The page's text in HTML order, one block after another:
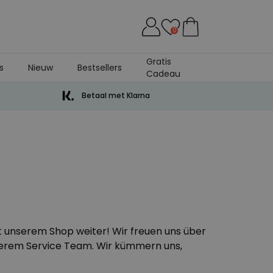
0
Nieuw Bestsellers
Gratis
Cadeau
Betaal met Klarna
Shop weiter! Wir freuen uns über
Service Team. Wir kümmern uns,